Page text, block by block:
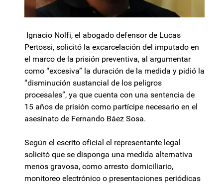
Ignacio Nolfi, el abogado defensor de Lucas
Pertossi, solicitó la excarcelación del imputado en
el marco de la prisión preventiva, al argumentar
como “excesiva” la duración de la medida y pidió la
“disminución sustancial de los peligros
procesales”, ya que cuenta con una sentencia de
15 años de prisión como partícipe necesario en el
asesinato de Fernando Báez Sosa.
Según el escrito oficial el representante legal
solicitó que se disponga una medida alternativa
menos gravosa, como arresto domiciliario,
monitoreo electrónico o presentaciones periódicas